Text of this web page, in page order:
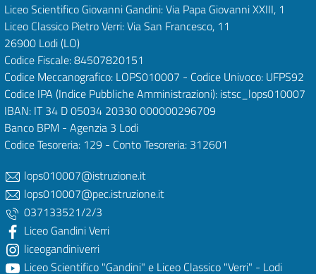
Liceo Scientifico Giovanni Gandini: Via Papa Giovanni XXIII, 1
Liceo Classico Pietro Verri: Via San Francesco, 11
26900 Lodi(LO)
Codice Fiscale: 84507820151
Codice Meccanografico: LOPS010007 - Codice Univoco: UFPS92
Codice IPA (Indice Pubbliche Amministrazioni): istsc_lops010007
IBAN: IT 34 D 05034 20330 000000296709
Banco BPM - Agenzia 3 Lodi
Codice Tesoreria: 129 - Conto Tesoreria: 312601
lops010007@istruzione.it
lops010007@pec.istruzione.it
037133521/2/3
Liceo Gandini Verri
liceogandiniverri
Liceo Scientifico "Gandini" e Liceo Classico "Verri" - Lodi